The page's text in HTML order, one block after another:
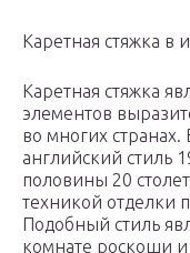
Каретная стяжка в
Каретная стяжка
элементов
во многих
английский стиль
половины 20
техникой отделки
Подобный стиль
комнате роскоши и